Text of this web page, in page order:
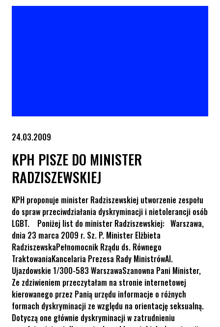
24.03.2009
KPH PISZE DO MINISTER
RADZISZEWSKIEJ
KPH proponuje minister Radziszewskiej utworzenie zespołu
do spraw przeciwdziałania dyskryminacji i nietolerancji osób
LGBT. Poniżej list do minister Radziszewskiej: Warszawa,
dnia 23 marca 2009 r. Sz. P. Minister Elżbieta
RadziszewskaPełnomocnik Rządu ds. Równego
TraktowaniaKancelaria Prezesa Rady MinistrówAl.
Ujazdowskie 1/300-583 WarszawaSzanowna Pani Minister,
Ze zdziwieniem przeczytałam na stronie internetowej
kierowanego przez Panią urzędu informacje o różnych
formach dyskryminacji ze względu na orientację seksualną.
Dotyczą one głównie dyskryminacji w zatrudnieniu